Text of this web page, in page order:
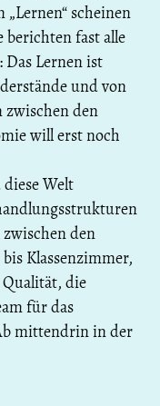
scheinen
fast alle
Lernen ist
und von
zwischen den
will erst noch
Welt
den
Klassenzimmer,
Qualität, die
für das
mittendrin in der